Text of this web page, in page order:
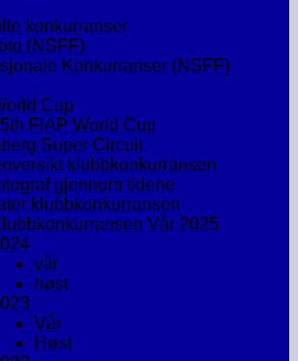
konkurranser
(NSFF)
Konkurranser (NSFF)
Cup
FIAP World Cup
Super Circuit
klubbkonkurransen
gjennom tidene
klubbkonkurransen
Vår 2025
vår
høst
Vår
Høst